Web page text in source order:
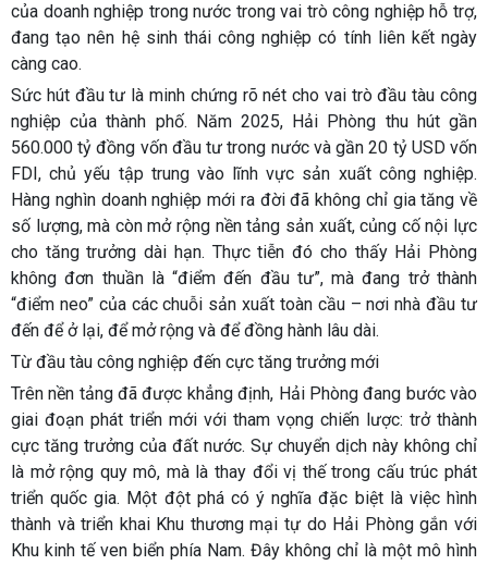
của doanh nghiệp trong nước trong vai trò công nghiệp hỗ trợ,
đang tạo nên hệ sinh thái công nghiệp có tính liên kết ngày
càng cao.
Sức hút đầu tư là minh chứng rõ nét cho vai trò đầu tàu công
nghiệp của thành phố. Năm 2025, Hải Phòng thu hút gần
560.000 tỷ đồng vốn đầu tư trong nước và gần 20 tỷ USD vốn
FDI, chủ yếu tập trung vào lĩnh vực sản xuất công nghiệp.
Hàng nghìn doanh nghiệp mới ra đời đã không chỉ gia tăng về
số lượng, mà còn mở rộng nền tảng sản xuất, củng cố nội lực
cho tăng trưởng dài hạn. Thực tiễn đó cho thấy Hải Phòng
không đơn thuần là “điểm đến đầu tư”, mà đang trở thành
“điểm neo” của các chuỗi sản xuất toàn cầu – nơi nhà đầu tư
đến để ở lại, để mở rộng và để đồng hành lâu dài.
Từ đầu tàu công nghiệp đến cực tăng trưởng mới
Trên nền tảng đã được khẳng định, Hải Phòng đang bước vào
giai đoạn phát triển mới với tham vọng chiến lược: trở thành
cực tăng trưởng của đất nước. Sự chuyển dịch này không chỉ
là mở rộng quy mô, mà là thay đổi vị thế trong cấu trúc phát
triển quốc gia. Một đột phá có ý nghĩa đặc biệt là việc hình
thành và triển khai Khu thương mại tự do Hải Phòng gắn với
Khu kinh tế ven biển phía Nam. Đây không chỉ là một mô hình